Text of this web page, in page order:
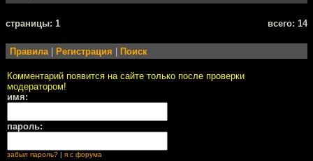
cтраницы: 1 всего: 14
Правила Регистрация Поиск
Комментарий появится на сайте только после проверки
модератором!
имя:
пароль:
забыл пароль? | я с форума